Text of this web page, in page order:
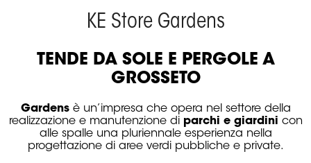
KE Store Gardens
TENDE DA SOLE E PERGOLE A
GROSSETO
Gardensè un’impresa che opera nel settore della
realizzazione e manutenzione di parchi e giardini con
alle spalle una pluriennale esperienza nella
progettazione di aree verdi pubbliche e private.